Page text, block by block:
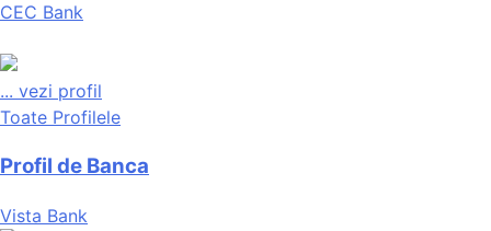
CEC Bank
... vezi profil
Toate Profilele
Profil de Banca
Vista Bank